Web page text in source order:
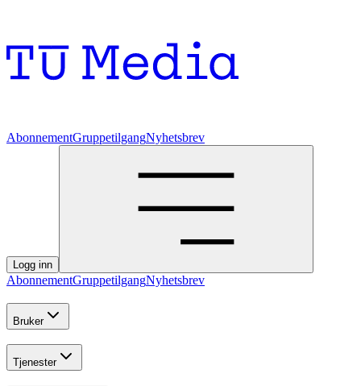
AbonnementGruppetilgangNyhetsbrev
Logg inn
AbonnementGruppetilgangNyhetsbrev
Bruker
Tjenester